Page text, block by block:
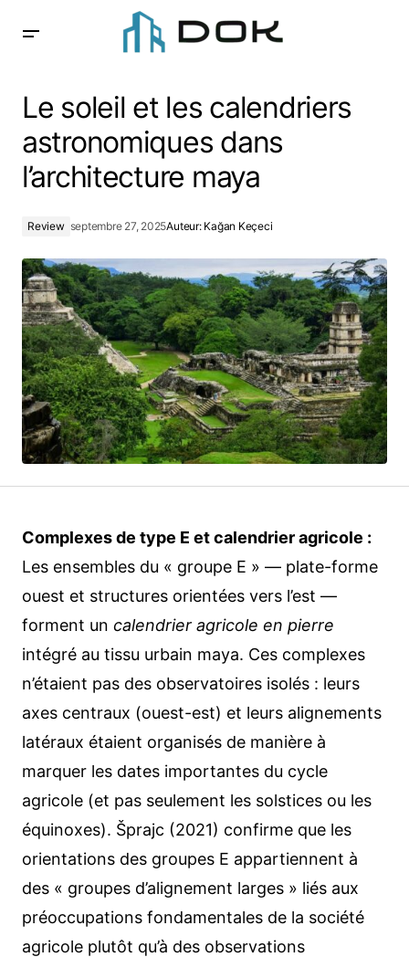
l’architecture maya
Le soleil et les calendriers
astronomiques dans
l’architecture maya
Review septembre 27, 2025Auteur: Kağan Keçeci
Complexes de type E et calendrier agricole :
Les ensembles du « groupe E » — plate-forme
ouest et structures orientées vers l’est —
forment un calendrier agricole en pierre
intégré au tissu urbain maya. Ces complexes
n’étaient pas des observatoires isolés : leurs
axes centraux (ouest-est) et leurs alignements
latéraux étaient organisés de manière à
marquer les dates importantes du cycle
agricole (et pas seulement les solstices ou les
équinoxes). Šprajc (2021) confirme que les
orientations des groupes E appartiennent à
des « groupes d’alignement larges » liés aux
préoccupations fondamentales de la société
agricole plutôt qu’à des observations